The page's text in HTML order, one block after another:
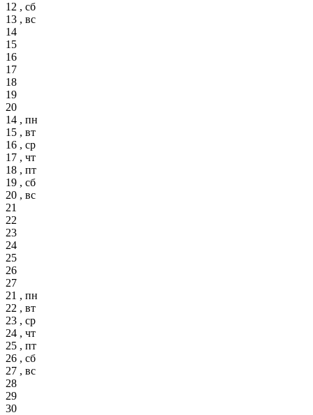
12 , сб
13 , вс
14
15
16
17
18
19
20
14 , пн
15 , вт
16 , ср
17 , чт
18 , пт
19 , сб
20 , вс
21
22
23
24
25
26
27
21 , пн
22 , вт
23 , ср
24 , чт
25 , пт
26 , сб
27 , вс
28
29
30